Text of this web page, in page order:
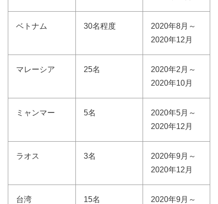
ベトナム 30名程度
2020年8月～
2020年12月
マレーシア 25名
2020年2月～
2020年10月
ミャンマー 5名
2020年5月～
2020年12月
ラオス 3名
2020年9月～
2020年12月
台湾 15名
2020年9月～